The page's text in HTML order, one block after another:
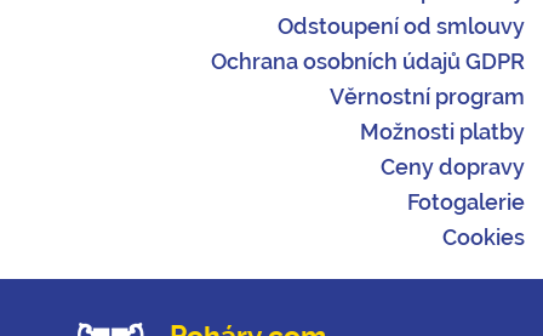
Odstoupení od smlouvy
Ochrana osobních údajů GDPR
Věrnostní program
Možnosti platby
Ceny dopravy
Fotogalerie
Cookies